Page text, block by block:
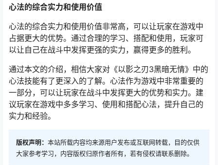
心法的综合实力和使用价值
心法的综合实力和使用价值非常高，可以让玩家在游戏中
占据更大的优势。通过合理的学习、搭配和使用，玩家可
以让自己在战斗中发挥更强的实力，赢得更多的胜利。
通过本文的介绍，相信大家对《以影之刃3黑暗无情》中的
心法技能有了更深入的了解。心法作为游戏中非常重要的
一部分，可以让玩家在战斗中发挥更大的优势和实力。建
议玩家在游戏中多多学习、使用和搭配心法，提升自己的
实力和经验。
版权声明： 本站所载内容均来源用户发布或互联网转载，目的仅供
大家参考学习，内容版权归原作者所有，若有侵权请联系删除。